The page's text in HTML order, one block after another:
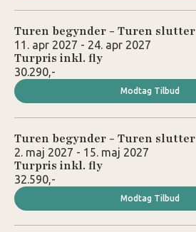
Turen begynder - Turen slutter
11. apr 2027 - 24. apr 2027
Turpris inkl. fly
30.290,-
Modtag Tilbud
Turen begynder - Turen slutter
2. maj 2027 - 15. maj 2027
Turpris inkl. fly
32.590,-
Modtag Tilbud